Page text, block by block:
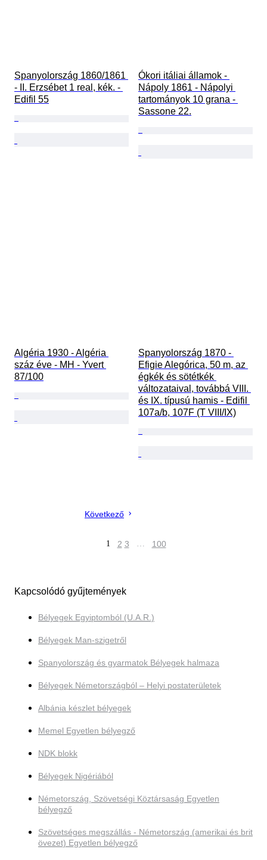
Spanyolország 1860/1861
- II. Erzsébet 1 real, kék. -
Edifil 55
Ókori itáliai államok -
Nápoly 1861 - Nápolyi
tartományok 10 grana -
Sassone 22.
Algéria 1930 - Algéria
száz éve - MH - Yvert
87/100
Spanyolország 1870 -
Efigie Alegórica, 50 m, az
égkék és sötétkék
változataival, továbbá VIII.
és IX. típusú hamis - Edifil
107a/b, 107F (T VIII/IX)
Következő
1 2 3 … 100
Kapcsolódó gyűjtemények
Bélyegek Egyiptomból (U.A.R.)
Bélyegek Man-szigetről
Spanyolország és gyarmatok Bélyegek halmaza
Bélyegek Németországból – Helyi postaterületek
Albánia készlet bélyegek
Memel Egyetlen bélyegző
NDK blokk
Bélyegek Nigériából
Németország, Szövetségi Köztársaság Egyetlen
bélyegző
Szövetséges megszállás - Németország (amerikai és brit
övezet) Egyetlen bélyegző